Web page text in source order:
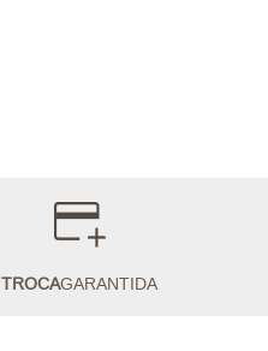
TROCAGARANTIDA